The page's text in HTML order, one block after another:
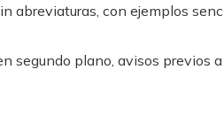
abreviaturas, con ejemplos
segundo plano, avisos previos